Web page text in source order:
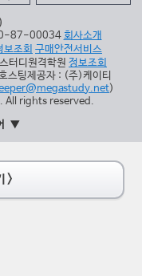
87-00034회사소개
보조회 구매안전서비스
터디원격학원 정보조회
스팅제공자 : (주)케이티
)
rights reserved.
>